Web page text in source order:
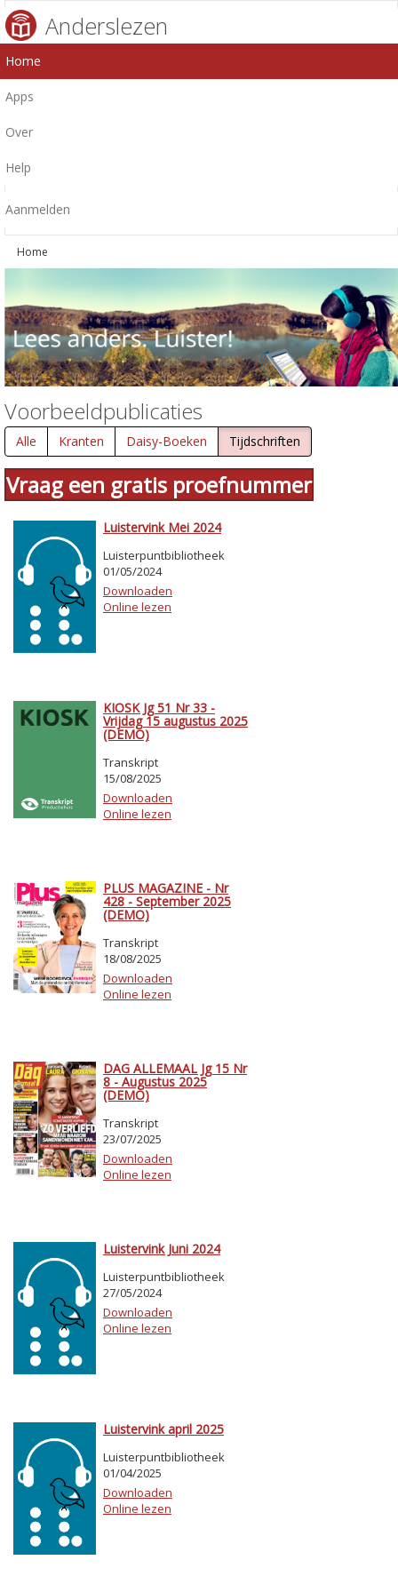
Anderslezen
Home
Apps
Over
Help
Aanmelden
Home
Voorbeeldpublicaties
Alle Kranten Daisy-Boeken Tijdschriften
Vraag een gratis proefnummer
Luistervink Mei 2024
Luisterpuntbibliotheek
01/05/2024
Downloaden
Online lezen
KIOSK Jg 51 Nr 33 -
Vrijdag 15 augustus 2025
(DEMO)
Transkript
15/08/2025
Downloaden
Online lezen
PLUS MAGAZINE - Nr
428 - September 2025
(DEMO)
Transkript
18/08/2025
Downloaden
Online lezen
DAG ALLEMAAL Jg 15 Nr
8 - Augustus 2025
(DEMO)
Transkript
23/07/2025
Downloaden
Online lezen
Luistervink Juni 2024
Luisterpuntbibliotheek
27/05/2024
Downloaden
Online lezen
Luistervink april 2025
Luisterpuntbibliotheek
01/04/2025
Downloaden
Online lezen